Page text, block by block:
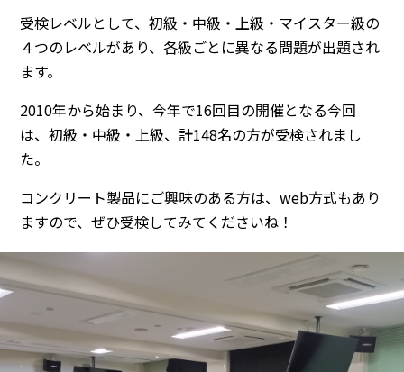
受検レベルとして、初級・中級・上級・マイスター級の
４つのレベルがあり、各級ごとに異なる問題が出題され
ます。
2010年から始まり、今年で16回目の開催となる今回
は、初級・中級・上級、計148名の方が受検されまし
た。
コンクリート製品にご興味のある方は、web方式もあり
ますので、ぜひ受検してみてくださいね！